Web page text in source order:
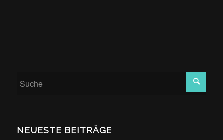
NEUESTE BEITRÄGE